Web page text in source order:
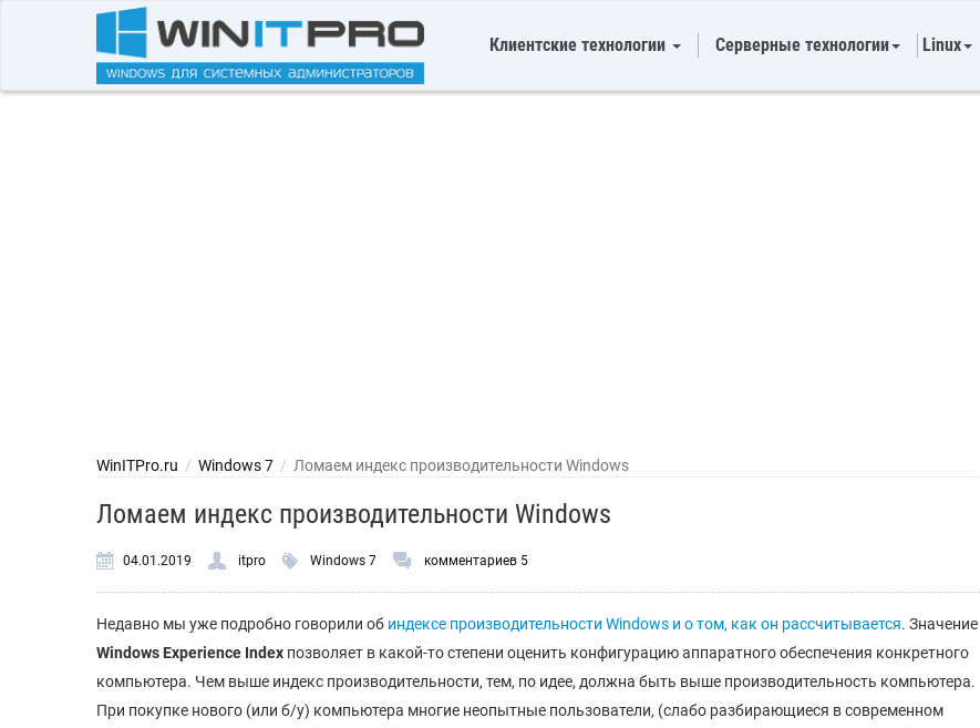
Клиентские технологии Серверные технологии Linux
WinITPro.ru / Windows 7 / Ломаем индекс производительности Windows
Ломаем индекс производительности Windows
04.01.2019 itpro Windows 7 комментариев 5
Недавно мы уже подробно говорили об индексе производительности Windows и о том, как он рассчитывается. Значение
Windows Experience Index позволяет в какой-то степени оценить конфигурацию аппаратного обеспечения конкретного
компьютера. Чем выше индекс производительности, тем, по идее, должна быть выше производительность компьютера.
При покупке нового (или б/у) компьютера многие неопытные пользователи, (слабо разбирающиеся в современном